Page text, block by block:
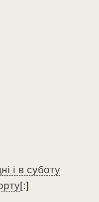
і в суботу
[:]